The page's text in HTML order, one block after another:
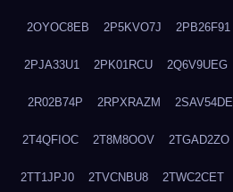
2OYOC8EB 2P5KVO7J 2PB26F91
2PJA33U1 2PK01RCU 2Q6V9UEG
2R02B74P 2RPXRAZM 2SAV54DE
2T4QFIOC 2T8M8OOV 2TGAD2ZO
2TT1JPJ0 2TVCNBU8 2TWC2CET